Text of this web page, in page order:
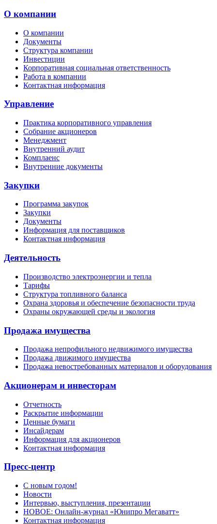
О компании
О компании
Документы
Структура компании
Инвестиции
Корпоративная социальная ответственность
Работа в компании
Контактная информация
Управление
Практика корпоративного управления
Собрание акционеров
Менеджмент
Внутренний аудит
Комплаенс
Внутренние документы
Закупки
Программа закупок
Закупки
Документы
Информация для поставщиков
Контактная информация
Деятельность
Производство электроэнергии и тепла
Тарифы
Структура топливного баланса
Охрана здоровья и обеспечение безопасности труда
Охраны окружающей среды и экология
Продажа имущества
Продажа непрофильного недвижимого имущества
Продажа движимого имущества
Продажа невостребованных материалов и оборудования
Акционерам и инвесторам
Отчетность
Раскрытие информации
Ценные бумаги
Инсайдерам
Информация для акционеров
Контактная информация
Пресс-центр
С новым годом!
Новости
Интервью, выступления, презентации
НОВОЕ: Онлайн-журнал «Юнипро Мегаватт»
Контактная информация